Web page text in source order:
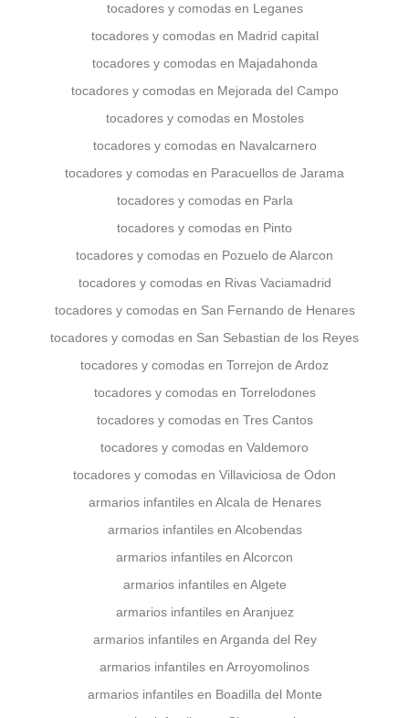
tocadores y comodas en Leganes
tocadores y comodas en Madrid capital
tocadores y comodas en Majadahonda
tocadores y comodas en Mejorada del Campo
tocadores y comodas en Mostoles
tocadores y comodas en Navalcarnero
tocadores y comodas en Paracuellos de Jarama
tocadores y comodas en Parla
tocadores y comodas en Pinto
tocadores y comodas en Pozuelo de Alarcon
tocadores y comodas en Rivas Vaciamadrid
tocadores y comodas en San Fernando de Henares
tocadores y comodas en San Sebastian de los Reyes
tocadores y comodas en Torrejon de Ardoz
tocadores y comodas en Torrelodones
tocadores y comodas en Tres Cantos
tocadores y comodas en Valdemoro
tocadores y comodas en Villaviciosa de Odon
armarios infantiles en Alcala de Henares
armarios infantiles en Alcobendas
armarios infantiles en Alcorcon
armarios infantiles en Algete
armarios infantiles en Aranjuez
armarios infantiles en Arganda del Rey
armarios infantiles en Arroyomolinos
armarios infantiles en Boadilla del Monte